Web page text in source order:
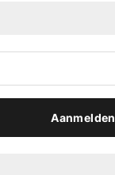
Aanmelden